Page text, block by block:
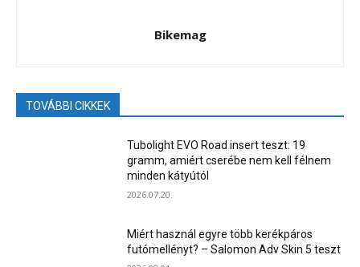
Bikemag
TOVÁBBI CIKKEK
Tubolight EVO Road insert teszt: 19
gramm, amiért cserébe nem kell félnem
minden kátyútól
2026.07.20.
Miért használ egyre több kerékpáros
futómellényt? – Salomon Adv Skin 5 teszt